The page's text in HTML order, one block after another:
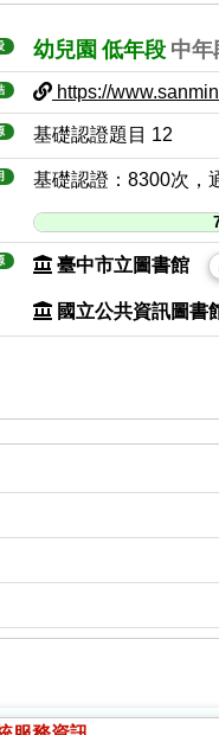
幼兒園 低年段 中年
https://
基礎認證題目 12
基礎認證：8300次，
臺中市立圖書館
國立公共資訊圖書